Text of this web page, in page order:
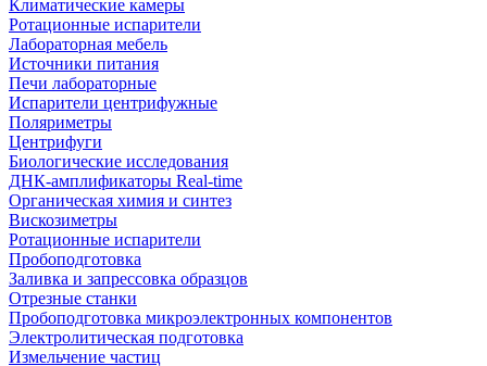
Климатические камеры
Ротационные испарители
Лабораторная мебель
Источники питания
Печи лабораторные
Испарители центрифужные
Поляриметры
Центрифуги
Биологические исследования
ДНК-амплификаторы Real-time
Органическая химия и синтез
Вискозиметры
Ротационные испарители
Пробоподготовка
Заливка и запрессовка образцов
Отрезные станки
Пробоподготовка микроэлектронных компонентов
Электролитическая подготовка
Измельчение частиц